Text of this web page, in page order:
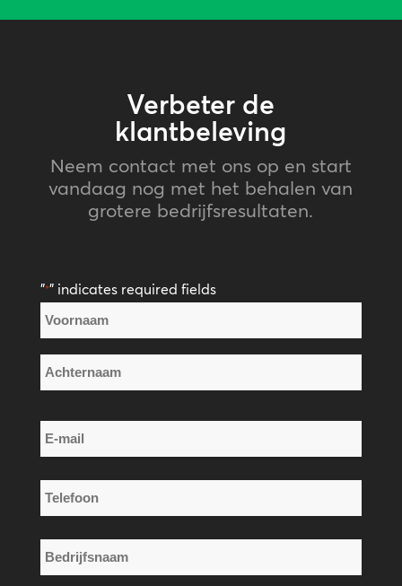
Verbeter de
klantbeleving
Neem contact met ons op en start
vandaag nog met het behalen van
grotere bedrijfsresultaten.
"*" indicates required fields
Naam
*
E-
mail
*
Telefoon
*
Bedrijfsnaam
*